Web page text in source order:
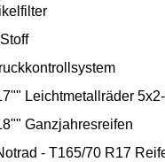
Leichtmetallräder
Ganzjahresreifen
- T165/70 R17